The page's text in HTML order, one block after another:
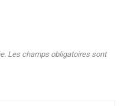
Les champs obligatoires sont